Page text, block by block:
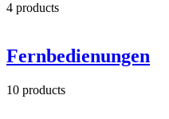
4 products
Fernbedienungen
10 products